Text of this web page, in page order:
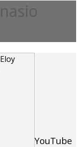
YouTube